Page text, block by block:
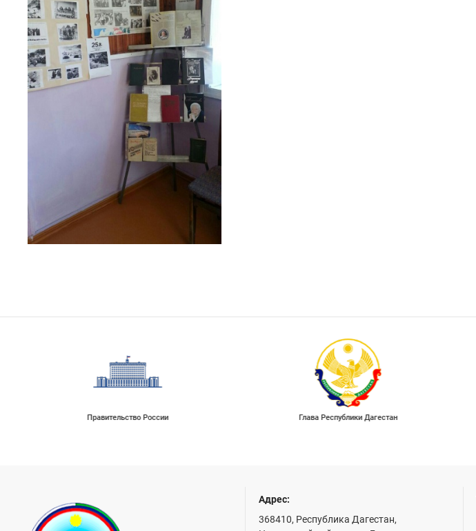
Глава Республики Дагестан
Портал государственных услуг
Адрес:
368410, Республика Дагестан,